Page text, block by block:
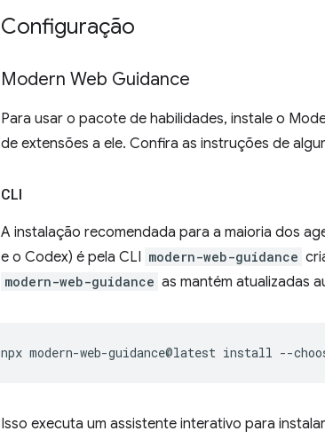
Configuração
Modern Web Guidance
Para usar o pacote de habilidades, instale o
de extensões a ele. Confira as instruções de
CLI
A instalação recomendada para a maioria dos
e o Codex) é pela CLI modern-web-guidance
modern-web-guidance as mantém atualizadas
npx modern-web-guidance@latest install
Isso executa um assistente interativo para